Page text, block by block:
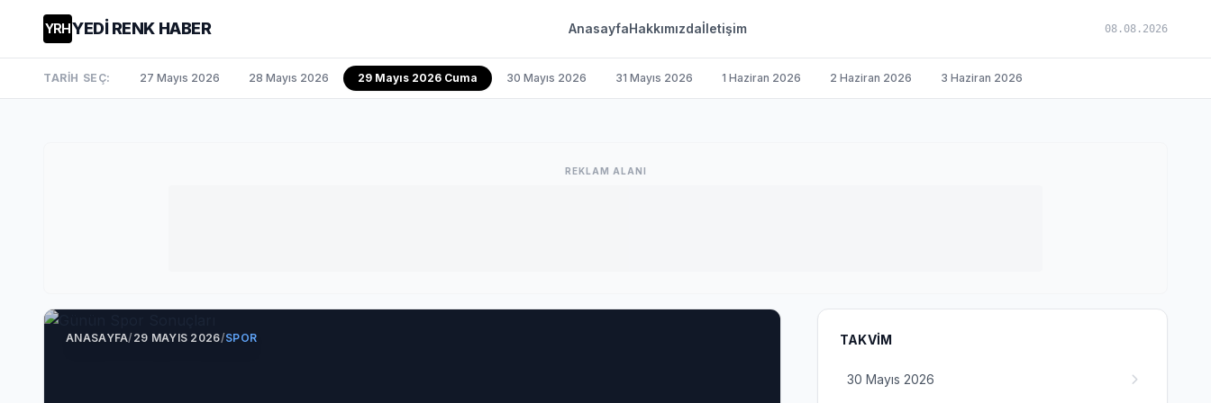
YRHYEDİ RENK HABER AnasayfaHakkımızdaİletişim 08.08.2026
TARİH SEÇ: 27 Mayıs 2026 28 Mayıs 2026 29 Mayıs 2026 Cuma 30 Mayıs 2026 31 Mayıs 2026 1 Haziran 2026 2 Haziran 2026 3 Haziran 2026
REKLAM ALANI
ANASAYFA/29 MAYIS 2026/SPOR TAKVIM
30 Mayıs 2026